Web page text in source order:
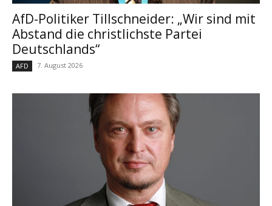
AfD-Politiker Tillschneider: „Wir sind mit
Abstand die christlichste Partei
Deutschlands“
AFD 7. August 2026